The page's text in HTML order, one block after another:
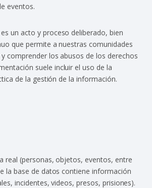
eventos.
un acto y proceso deliberado, bien
que permite a nuestras comunidades
comprender los abusos de los derechos
suele incluir el uso de la
de la gestión de la información.
real (personas, objetos, eventos, entre
la base de datos contiene información
incidentes, videos, presos, prisiones).